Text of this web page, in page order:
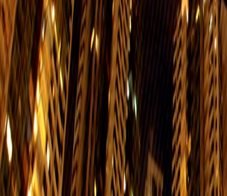
嘉亨灣 - > 廣州
每天
嘉亨灣 - > 番禺(祈福新村/市橋)
每天
嘉亨灣 - > 江門/新會
每天